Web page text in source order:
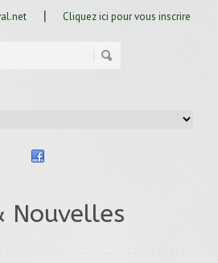
| Cliquez ici pour vous inscrire
Nouvelles